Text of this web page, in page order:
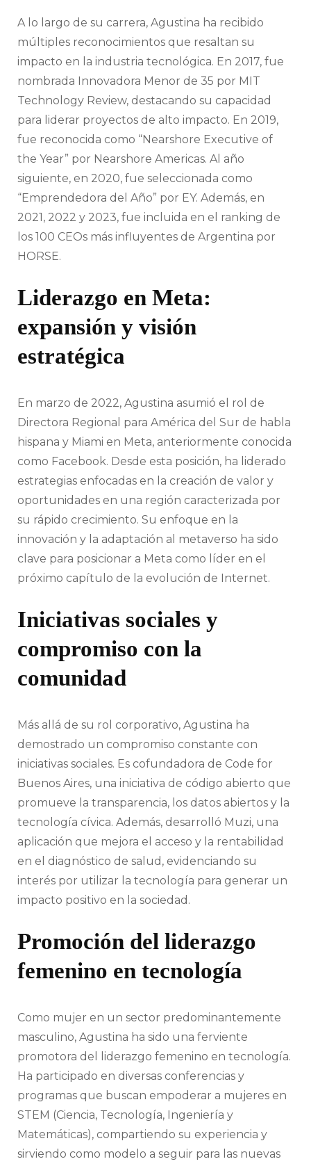
A lo largo de su carrera, Agustina ha recibido
múltiples reconocimientos que resaltan su
impacto en la industria tecnológica. En 2017, fue
nombrada Innovadora Menor de 35 por MIT
Technology Review, destacando su capacidad
para liderar proyectos de alto impacto. En 2019,
fue reconocida como “Nearshore Executive of
the Year” por Nearshore Americas. Al año
siguiente, en 2020, fue seleccionada como
“Emprendedora del Año” por EY. Además, en
2021, 2022 y 2023, fue incluida en el ranking de
los 100 CEOs más influyentes de Argentina por
HORSE.
Liderazgo en Meta:
expansión y visión
estratégica
En marzo de 2022, Agustina asumió el rol de
Directora Regional para América del Sur de habla
hispana y Miami en Meta, anteriormente conocida
como Facebook. Desde esta posición, ha liderado
estrategias enfocadas en la creación de valor y
oportunidades en una región caracterizada por
su rápido crecimiento. Su enfoque en la
innovación y la adaptación al metaverso ha sido
clave para posicionar a Meta como líder en el
próximo capítulo de la evolución de Internet.
Iniciativas sociales y
compromiso con la
comunidad
Más allá de su rol corporativo, Agustina ha
demostrado un compromiso constante con
iniciativas sociales. Es cofundadora de Code for
Buenos Aires, una iniciativa de código abierto que
promueve la transparencia, los datos abiertos y la
tecnología cívica. Además, desarrolló Muzi, una
aplicación que mejora el acceso y la rentabilidad
en el diagnóstico de salud, evidenciando su
interés por utilizar la tecnología para generar un
impacto positivo en la sociedad.
Promoción del liderazgo
femenino en tecnología
Como mujer en un sector predominantemente
masculino, Agustina ha sido una ferviente
promotora del liderazgo femenino en tecnología.
Ha participado en diversas conferencias y
programas que buscan empoderar a mujeres en
STEM (Ciencia, Tecnología, Ingeniería y
Matemáticas), compartiendo su experiencia y
sirviendo como modelo a seguir para las nuevas